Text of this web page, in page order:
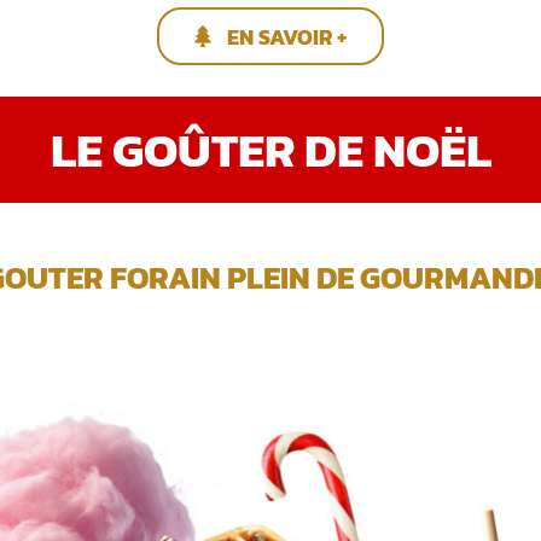
EN SAVOIR +
LE GOÛTER DE NOËL
FORAIN PLEIN DE